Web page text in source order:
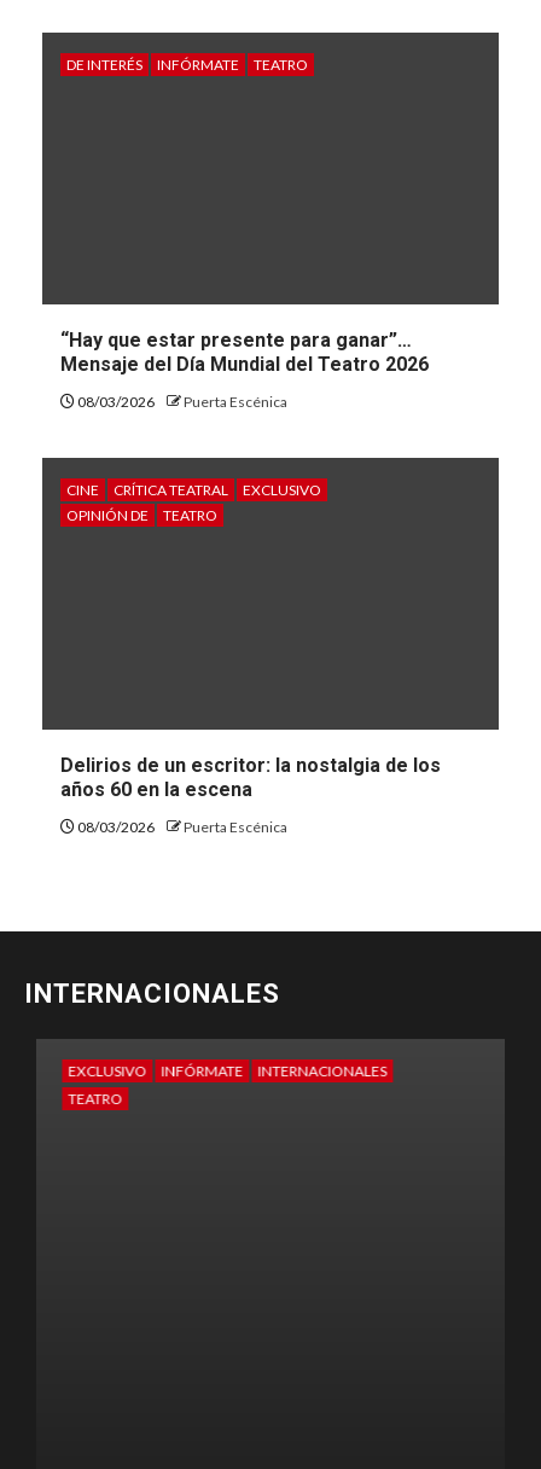
DE INTERÉS INFÓRMATE TEATRO
“Hay que estar presente para ganar”…
Mensaje del Día Mundial del Teatro 2026
08/03/2026 Puerta Escénica
CINE CRÍTICA TEATRAL
EXCLUSIVO
OPINIÓN DE
TEATRO
Delirios de un escritor: la nostalgia de los
años 60 en la escena
08/03/2026 Puerta Escénica
INTERNACIONALES
EXCLUSIVO INFÓRMATE
INTERNACIONALES
TEATRO